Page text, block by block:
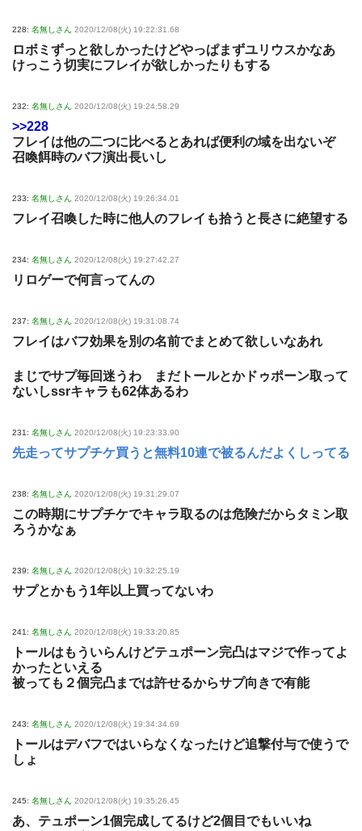
228: 名無しさん 2020/12/08(火) 19:22:31.68
ロボミずっと欲しかったけどやっぱまずユリウスかなあ
けっこう切実にフレイが欲しかったりもする
232: 名無しさん 2020/12/08(火) 19:24:58.29
>>228
フレイは他の二つに比べるとあれば便利の域を出ないぞ
召喚餌時のバフ演出長いし
233: 名無しさん 2020/12/08(火) 19:26:34.01
フレイ召喚した時に他人のフレイも拾うと長さに絶望する
234: 名無しさん 2020/12/08(火) 19:27:42.27
リロゲーで何言ってんの
237: 名無しさん 2020/12/08(火) 19:31:08.74
フレイはバフ効果を別の名前でまとめて欲しいなあれ
まじでサプ毎回迷うわ まだトールとかドゥポーン取って
ないしssrキャラも62体あるわ
231: 名無しさん 2020/12/08(火) 19:23:33.90
先走ってサプチケ買うと無料10連で被るんだよくしってる
238: 名無しさん 2020/12/08(火) 19:31:29.07
この時期にサプチケでキャラ取るのは危険だからタミン取
ろうかなぁ
239: 名無しさん 2020/12/08(火) 19:32:25.19
サプとかもう1年以上買ってないわ
241: 名無しさん 2020/12/08(火) 19:33:20.85
トールはもういらんけどテュポーン完凸はマジで作ってよ
かったといえる
被っても２個完凸までは許せるからサプ向きで有能
243: 名無しさん 2020/12/08(火) 19:34:34.69
トールはデバフではいらなくなったけど追撃付与で使うで
しょ
245: 名無しさん 2020/12/08(火) 19:35:26.45
あ、テュポーン1個完成してるけど2個目でもいいね